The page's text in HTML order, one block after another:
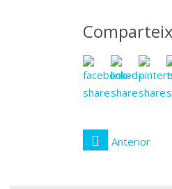
Anterior